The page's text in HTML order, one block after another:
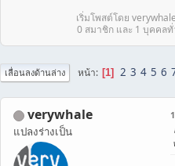
เริ่มโพสต์โดย
0 สมาชิก และ 1 บุคคล
เลื่อนลงด้านล่าง หน้า 1 2 3 4 5 6
verywhale
แปลงร่างเป็น